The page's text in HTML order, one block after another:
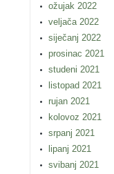
ožujak 2022
veljača 2022
siječanj 2022
prosinac 2021
studeni 2021
listopad 2021
rujan 2021
kolovoz 2021
srpanj 2021
lipanj 2021
svibanj 2021